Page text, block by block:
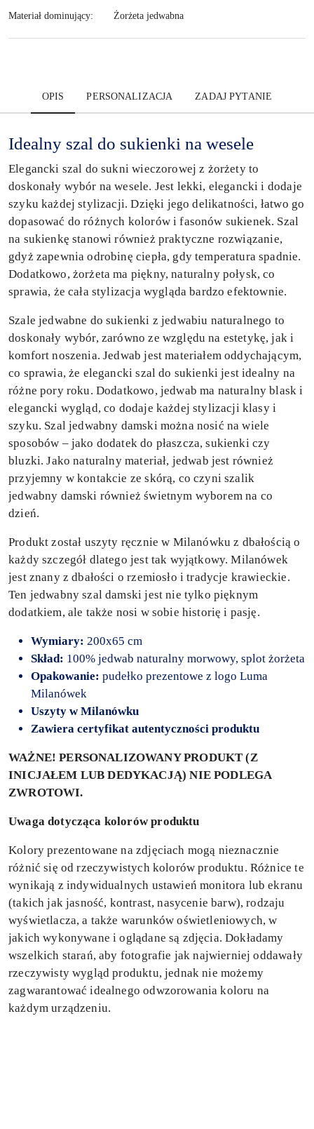
Materiał dominujący: Żorżeta jedwabna
OPIS PERSONALIZACJA ZADAJ PYTANIE
Idealny szal do sukienki na wesele
Elegancki szal do sukni wieczorowej z żorżety to
doskonały wybór na wesele. Jest lekki, elegancki i dodaje
szyku każdej stylizacji. Dzięki jego delikatności, łatwo go
dopasować do różnych kolorów i fasonów sukienek. Szal
na sukienkę stanowi również praktyczne rozwiązanie,
gdyż zapewnia odrobinę ciepła, gdy temperatura spadnie.
Dodatkowo, żorżeta ma piękny, naturalny połysk, co
sprawia, że cała stylizacja wygląda bardzo efektownie.
Szale jedwabne do sukienki z jedwabiu naturalnego to
doskonały wybór, zarówno ze względu na estetykę, jak i
komfort noszenia. Jedwab jest materiałem oddychającym,
co sprawia, że elegancki szal do sukienki jest idealny na
różne pory roku. Dodatkowo, jedwab ma naturalny blask i
elegancki wygląd, co dodaje każdej stylizacji klasy i
szyku. Szal jedwabny damski można nosić na wiele
sposobów – jako dodatek do płaszcza, sukienki czy
bluzki. Jako naturalny materiał, jedwab jest również
przyjemny w kontakcie ze skórą, co czyni szalik
jedwabny damski również świetnym wyborem na co
dzień.
Produkt został uszyty ręcznie w Milanówku z dbałością o
każdy szczegół dlatego jest tak wyjątkowy. Milanówek
jest znany z dbałości o rzemiosło i tradycje krawieckie.
Ten jedwabny szal damski jest nie tylko pięknym
dodatkiem, ale także nosi w sobie historię i pasję.
Wymiary: 200x65 cm
Skład: 100% jedwab naturalny morwowy, splot żorżeta
Opakowanie: pudełko prezentowe z logo Luma
Milanówek
Uszyty w Milanówku
Zawiera certyfikat autentyczności produktu
WAŻNE! PERSONALIZOWANY PRODUKT (Z
INICJAŁEM LUB DEDYKACJĄ) NIE PODLEGA
ZWROTOWI.
Uwaga dotycząca kolorów produktu
Kolory prezentowane na zdjęciach mogą nieznacznie
różnić się od rzeczywistych kolorów produktu. Różnice te
wynikają z indywidualnych ustawień monitora lub ekranu
(takich jak jasność, kontrast, nasycenie barw), rodzaju
wyświetlacza, a także warunków oświetleniowych, w
jakich wykonywane i oglądane są zdjęcia. Dokładamy
wszelkich starań, aby fotografie jak najwierniej oddawały
rzeczywisty wygląd produktu, jednak nie możemy
zagwarantować idealnego odwzorowania koloru na
każdym urządzeniu.